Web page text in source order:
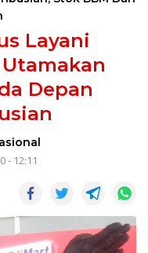
Layani
Depan
- 12:11